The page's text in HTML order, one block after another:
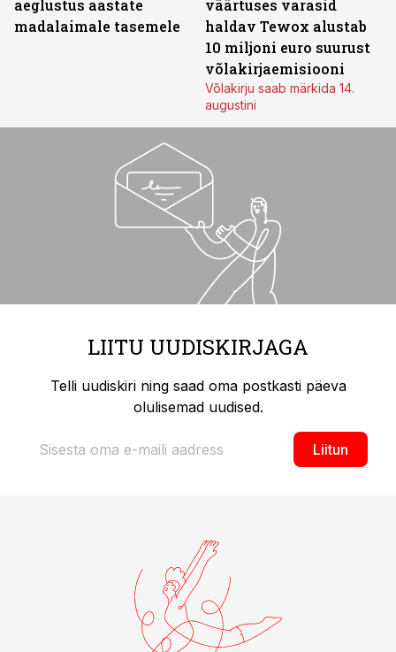
aeglustus aastate
madalaimale tasemele
väärtuses varasid
haldav Tewox alustab
10 miljoni euro suurust
võlakirjaemisiooni
Võlakirju saab märkida 14.
augustini
LIITU UUDISKIRJAGA
Telli uudiskiri ning saad oma postkasti päeva
olulisemad uudised.
Liitun